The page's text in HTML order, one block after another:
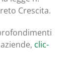
Crescita.
clic­